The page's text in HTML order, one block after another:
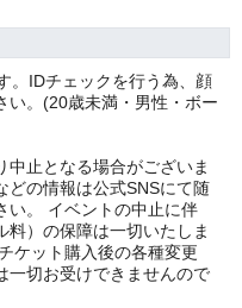
。IDチェックを行う為、顔
い。(20歳未満・男性・ボー
中止となる場合がございま
どの情報は公式SNSにて随
い。 イベントの中止に伴
料）の保障は一切いたしま
ケット購入後の各種変更
一切お受けできませんので